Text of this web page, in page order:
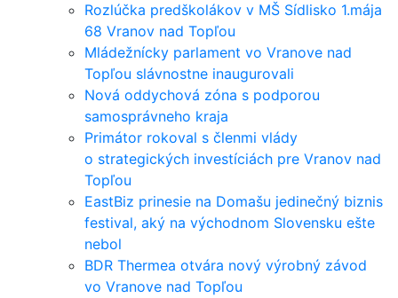
Rozlúčka predškolákov v MŠ Sídlisko 1.mája
68 Vranov nad Topľou
Mládežnícky parlament vo Vranove nad
Topľou slávnostne inaugurovali
Nová oddychová zóna s podporou
samosprávneho kraja
Primátor rokoval s členmi vlády
o strategických investíciách pre Vranov nad
Topľou
EastBiz prinesie na Domašu jedinečný biznis
festival, aký na východnom Slovensku ešte
nebol
BDR Thermea otvára nový výrobný závod
vo Vranove nad Topľou